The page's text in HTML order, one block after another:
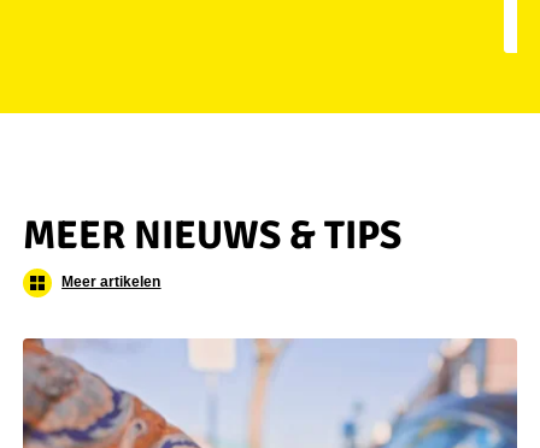
MEER NIEUWS & TIPS
Meer artikelen